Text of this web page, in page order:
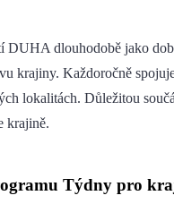
dlouhodobě jako
krajiny. Každoročně
lokalitách. Důležitou
krajině.
Týdny pro